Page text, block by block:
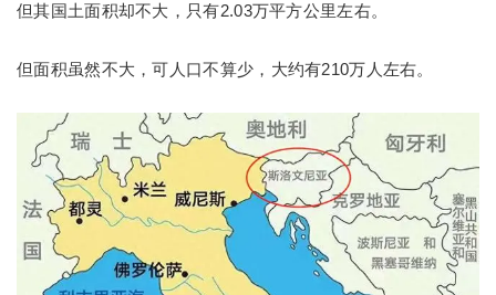
但其国土面积却不大，只有2.03万平方公里左右。
但面积虽然不大，可人口不算少，大约有210万人左右。